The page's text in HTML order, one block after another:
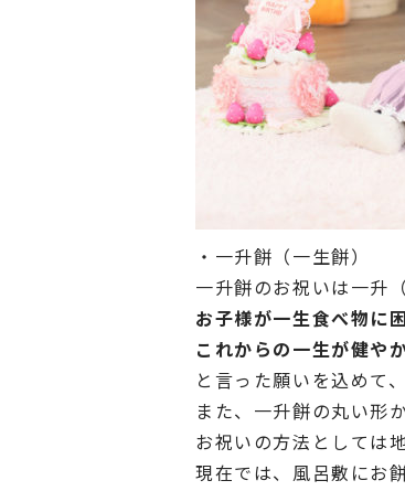
・一升餅（一生餅）
一升餅のお祝いは一升
お子様が一生食べ物に
これからの一生が健や
と言った願いを込めて
また、一升餅の丸い形
お祝いの方法としては
現在では、風呂敷にお